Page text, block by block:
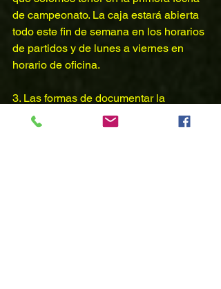
de campeonato. La caja estará abierta
todo este fin de semana en los horarios
de partidos y de lunes a viernes en
horario de oficina.
3. Las formas de documentar la
anualidad son al contado en efectivo,
con tarjeta de débito, crédito o cheque